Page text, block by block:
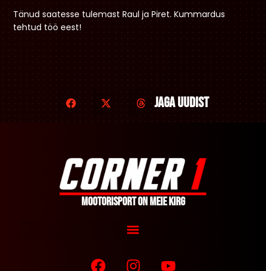
Tänud saatesse tulemast Raul ja Piret. Kummardus
tehtud töö eest!
Jaga uudist
Mootorisport on meie kirg